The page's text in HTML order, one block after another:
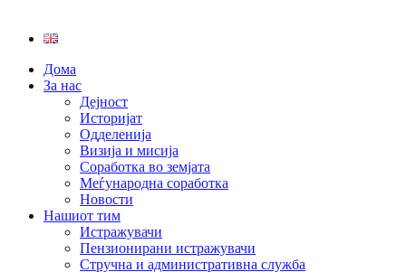
Дома
За нас
Дејност
Историјат
Одделенија
Визија и мисија
Соработка во земјата
Меѓународна соработка
Новости
Нашиот тим
Истражувачи
Пензионирани истражувачи
Стручна и административна служба